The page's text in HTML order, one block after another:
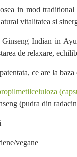
in mod
vitalitatea si
Indian in
de relaxare,
ce are la
(pudra din
vegane